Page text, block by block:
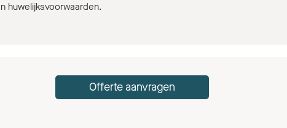
huwelijksvoorwaarden.
Offerte aanvragen